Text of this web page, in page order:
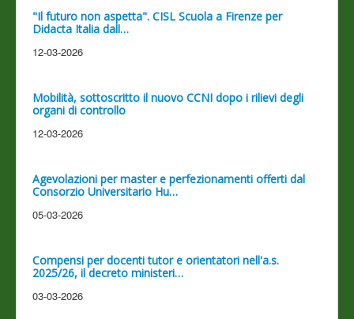
"Il futuro non aspetta". CISL Scuola a Firenze per
Didacta Italia dall…
12-03-2026
Mobilità, sottoscritto il nuovo CCNI dopo i rilievi degli
organi di controllo
12-03-2026
Agevolazioni per master e perfezionamenti offerti dal
Consorzio Universitario Hu…
05-03-2026
Compensi per docenti tutor e orientatori nell'a.s.
2025/26, il decreto ministeri…
03-03-2026